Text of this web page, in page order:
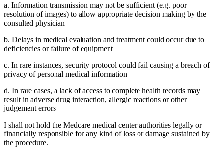
a. Information transmission may not be sufficient (e.g. poor
resolution of images) to allow appropriate decision making by the
consulted physician
b. Delays in medical evaluation and treatment could occur due to
deficiencies or failure of equipment
c. In rare instances, security protocol could fail causing a breach of
privacy of personal medical information
d. In rare cases, a lack of access to complete health records may
result in adverse drug interaction, allergic reactions or other
judgement errors
I shall not hold the Medcare medical center authorities legally or
financially responsible for any kind of loss or damage sustained by
the procedure.